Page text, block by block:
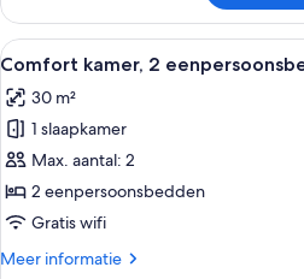
niet-
roken
(Imperial)
Alle
foto's
voor
Comfort
kamer,
2
eenpersoonsbedden,
roken
1
Comfort kamer, 2
30 m²
1 slaapkamer
Max. aantal: 2
2 eenpersoonsbedden
Gratis wifi
Meer informatie
Meer